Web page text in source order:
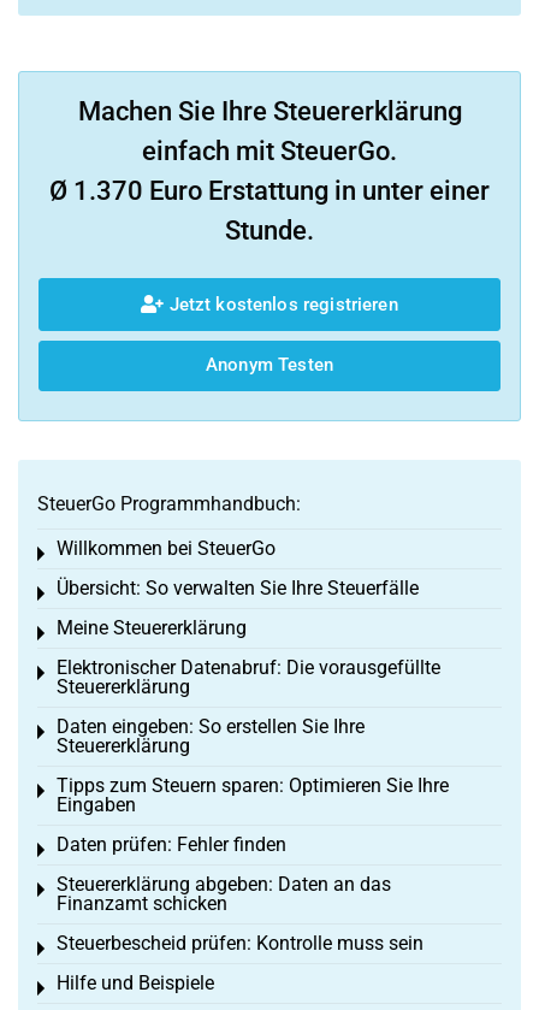
Machen Sie Ihre Steuererklärung
einfach mit SteuerGo.
Ø 1.370 Euro Erstattung in unter einer
Stunde.
Jetzt kostenlos registrieren
Anonym Testen
SteuerGo Programmhandbuch:
Willkommen bei SteuerGo
Toggle menu
Übersicht: So verwalten Sie Ihre Steuerfälle
Toggle menu
Meine Steuererklärung
Toggle menu
Elektronischer Datenabruf: Die vorausgefüllte
Steuererklärung
Toggle menu
Daten eingeben: So erstellen Sie Ihre
Steuererklärung
Toggle menu
Tipps zum Steuern sparen: Optimieren Sie Ihre
Eingaben
Toggle menu
Daten prüfen: Fehler finden
Toggle menu
Steuererklärung abgeben: Daten an das
Finanzamt schicken
Toggle menu
Steuerbescheid prüfen: Kontrolle muss sein
Toggle menu
Hilfe und Beispiele
Toggle menu